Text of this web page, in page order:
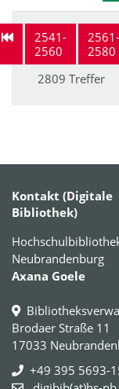
2541-
2560
2561-
2580
2809 Treffer
Kontakt (Digitale
Bibliothek)
Neubrandenburg
Axana Goele
Brodaer Straße 11
17033
+49 395 5693-